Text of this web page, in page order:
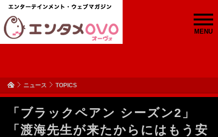
MENU
ニュース TOPICS
「ブラックペアン シーズン2」
「渡海先生が来たからにはもう安